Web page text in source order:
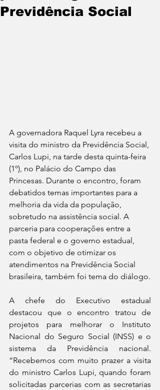
Previdência Social
A governadora Raquel Lyra recebeu a
visita do ministro da Previdência Social,
Carlos Lupi, na tarde desta quinta-feira
(1º), no Palácio do Campo das
Princesas. Durante o encontro, foram
debatidos temas importantes para a
melhoria da vida da população,
sobretudo na assistência social. A
parceria para cooperações entre a
pasta federal e o governo estadual,
com o objetivo de otimizar os
atendimentos na Previdência Social
brasileira, também foi tema do diálogo.
A chefe do Executivo estadual
destacou que o encontro tratou de
projetos para melhorar o Instituto
Nacional do Seguro Social (INSS) e o
sistema da Previdência nacional.
“Recebemos com muito prazer a visita
do ministro Carlos Lupi, quando foram
solicitadas parcerias com as secretarias